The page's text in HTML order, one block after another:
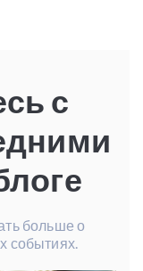
с
больше о
событиях.